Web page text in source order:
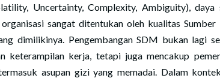
Uncertainty, Complexity, Ambiguity), daya
sangat ditentukan oleh kualitas Sumber
dimilikinya. Pengembangan SDM bukan lagi
keterampilan kerja, tetapi juga mencakup
asupan gizi yang memadai. Dalam